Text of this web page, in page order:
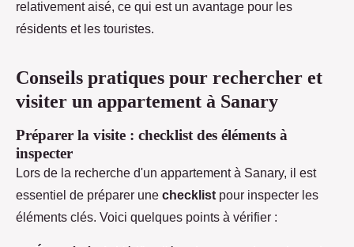
relativement aisé, ce qui est un avantage pour les
résidents et les touristes.
Conseils pratiques pour rechercher et
visiter un appartement à Sanary
Préparer la visite : checklist des éléments à
inspecter
Lors de la recherche d'un appartement à Sanary, il est
essentiel de préparer une checklist pour inspecter les
éléments clés. Voici quelques points à vérifier :